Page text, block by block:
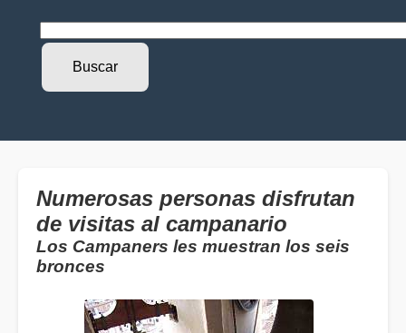
Numerosas personas disfrutan
de visitas al campanario
Los Campaners les muestran los seis
bronces